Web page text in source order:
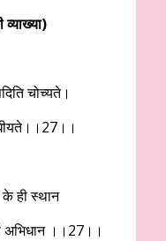
चोच्यते।
के ही स्थान
अभिधान ।।27।।